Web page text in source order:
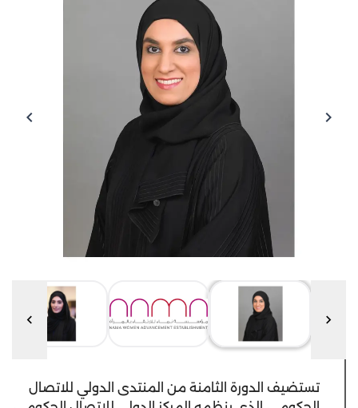
تستضيف الدورة الثامنة من المنتدى الدولي للاتصال